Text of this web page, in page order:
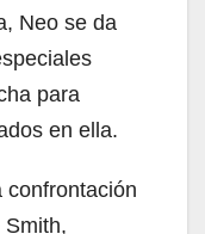
Neo se da
para
en ella.
confrontación
Smith,